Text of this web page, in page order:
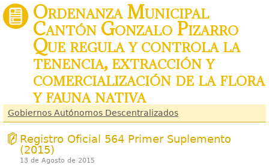
Ordenanza Municipal
Cantón Gonzalo Pizarro
Que regula y controla la
tenencia, extracción y
comercialización de la flora
y fauna nativa
Gobiernos Autónomos Descentralizados
Registro Oficial 564 Primer Suplemento
(2015)
13 de Agosto de 2015